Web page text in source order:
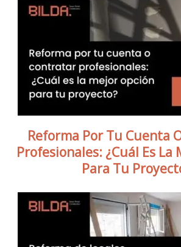
Reforma Por Tu Cuenta
Profesionales: ¿Cuál Es La
Para Tu